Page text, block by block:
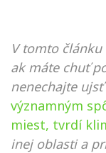
V tomto
ak máte chuť
nenechajte
významným
miest, tvrdí
inej oblasti a